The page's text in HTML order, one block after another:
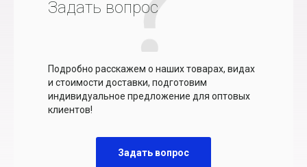
Задать вопрос
Подробно расскажем о наших товарах, видах
и стоимости доставки, подготовим
индивидуальное предложение для оптовых
клиентов!
Задать вопрос